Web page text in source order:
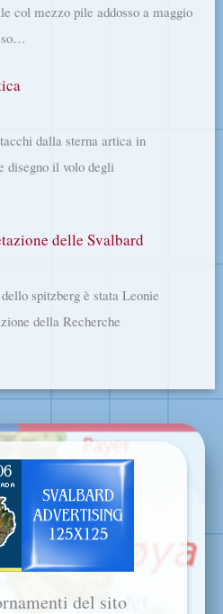
col mezzo pile addosso a maggio
dalla sterna artica in
disegno il volo degli
delle Svalbard
spitzberg è stata Leonie
della Recherche
del sito